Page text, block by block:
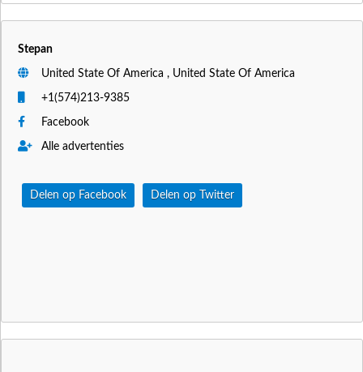
Stepan
United State Of America , United State Of America
+1(574)213-9385
Facebook
Alle advertenties
Delen op Facebook Delen op Twitter